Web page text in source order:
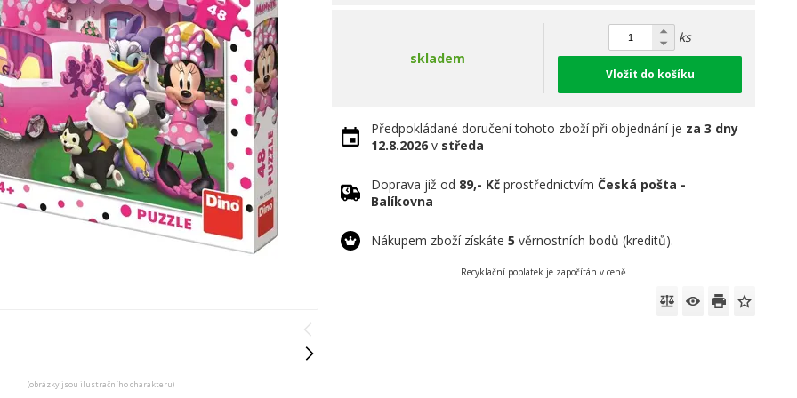
(obrázky jsou ilustračního charakteru)
skladem
ks
Vložit do košíku
Předpokládané doručení tohoto zboží při objednání je za 3 dny
12.8.2026 v středa
Doprava již od 89,- Kč prostřednictvímČeská pošta -
Balíkovna
Nákupem zboží získáte5 věrnostních bodů (kreditů).
Recyklační poplatek je započítán v ceně